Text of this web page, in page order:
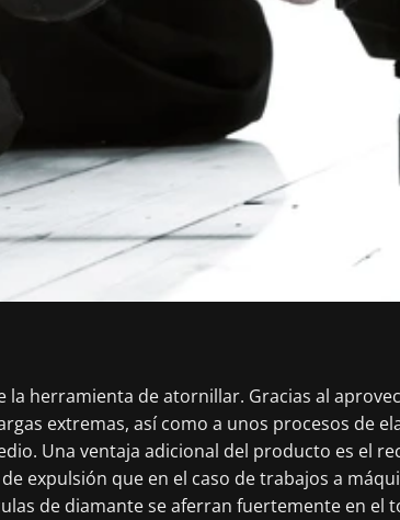
la herramienta de atornillar. Gracias al
extremas, así como a unos procesos
Una ventaja adicional del producto es el
expulsión que en el caso de trabajos a
de diamante se aferran fuertemente en